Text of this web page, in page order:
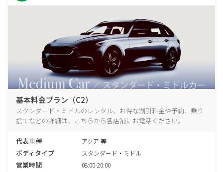
基本料金プラン（C2）
スタンダード・ミドルのレンタル、お得な割引料金や予約、乗り
捨てなどの詳細は、こちらから各店舗にお電話ください。
代表車種 アクア 等
ボディタイプ スタンダード・ミドル
営業時間 08:00-20:00